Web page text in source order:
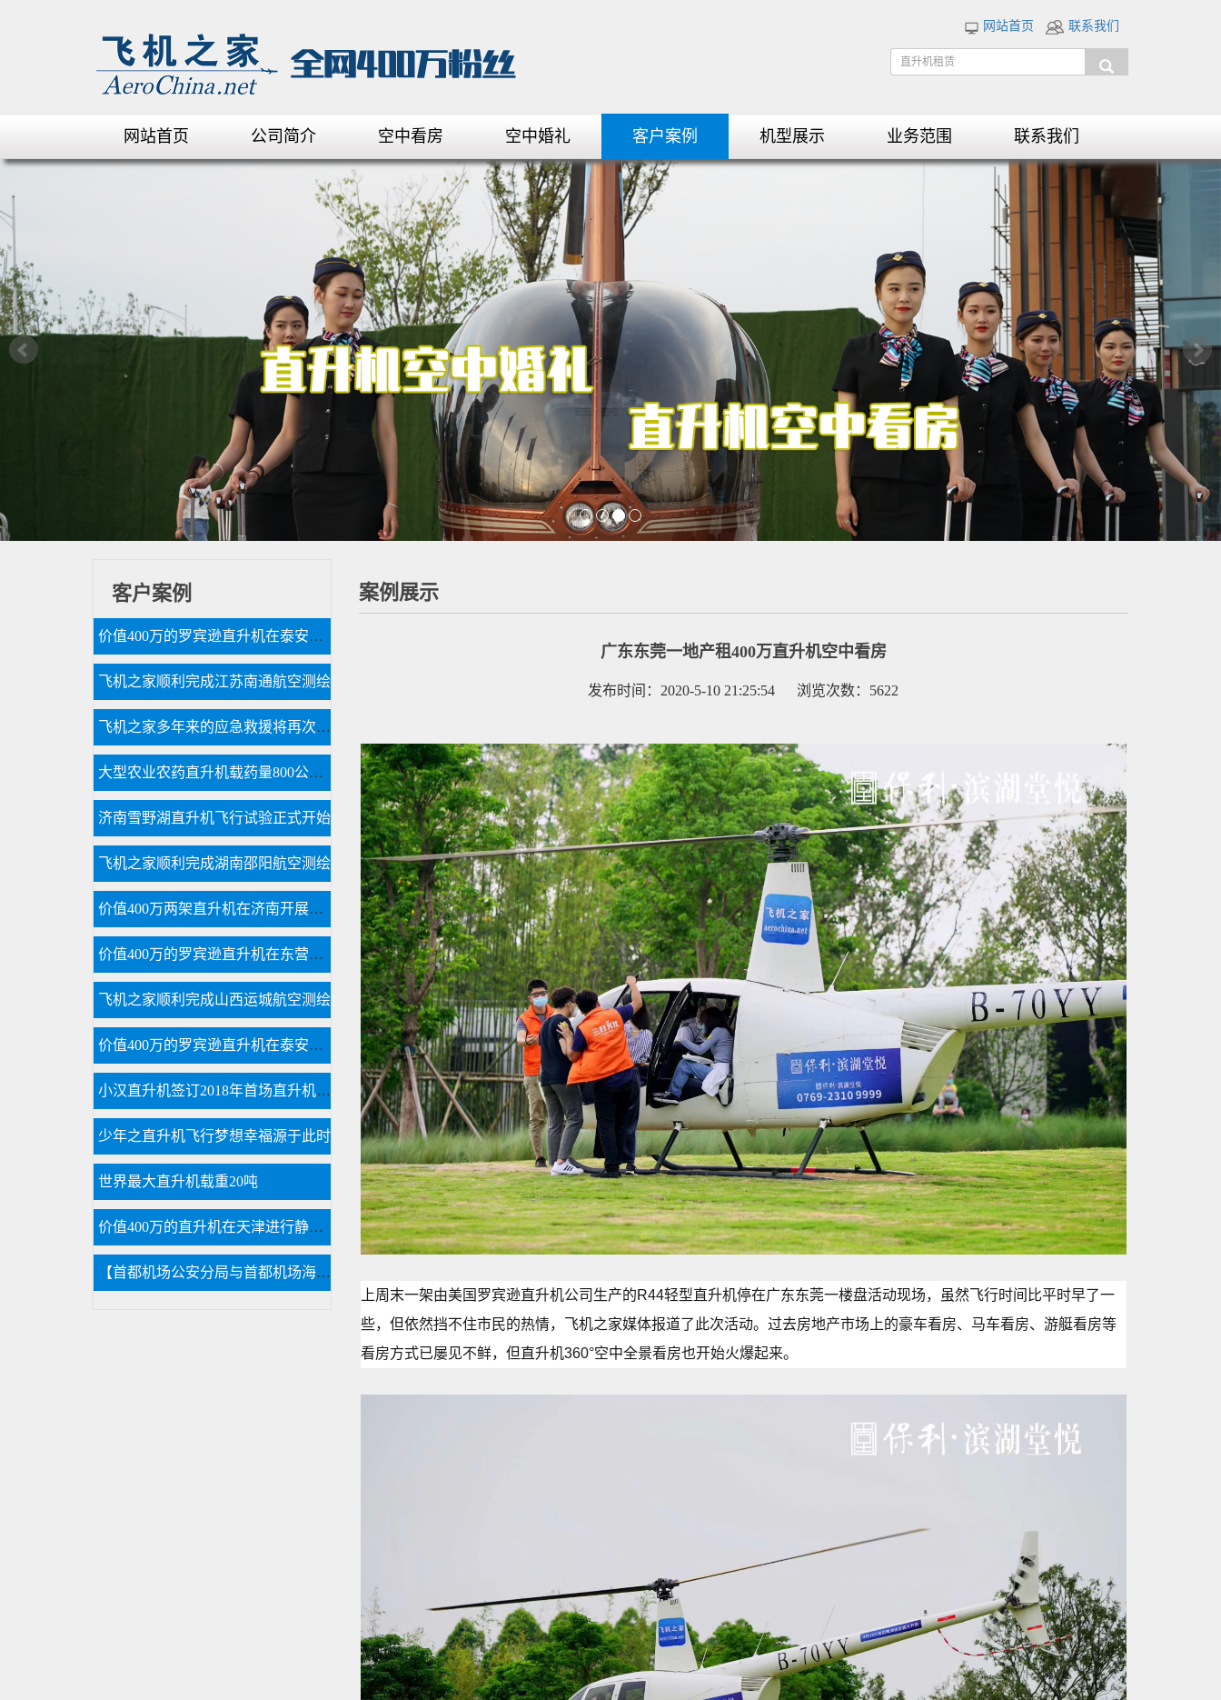
网站首页 联系我们
网站首页 公司简介 空中看房 空中婚礼 客户案例 机型展示 业务范围 联系我们
案例展示
广东东莞一地产租400万直升机空中看房
发布时间：2020-5-10 21:25:54 浏览次数：5622
上周末一架由美国罗宾逊直升机公司生产的R44轻型直升机停在广东东莞一楼盘活动现场，虽然飞行时间比平时早了一
些，但依然挡不住市民的热情，飞机之家媒体报道了此次活动。过去房地产市场上的豪车看房、马车看房、游艇看房等
看房方式已屡见不鲜，但直升机360°空中全景看房也开始火爆起来。
客户案例
价值400万的罗宾逊直升机在泰安参加商业庆典
飞机之家顺利完成江苏南通航空测绘
飞机之家多年来的应急救援将再次大放异彩
大型农业农药直升机载药量800公斤每天农林喷洒达18万亩
济南雪野湖直升机飞行试验正式开始
飞机之家顺利完成湖南邵阳航空测绘
价值400万两架直升机在济南开展空中广告飞行
价值400万的罗宾逊直升机在东营海上进行飞行体验
飞机之家顺利完成山西运城航空测绘
价值400万的罗宾逊直升机在泰安开展静态展示
小汉直升机签订2018年首场直升机婚礼合同将在过年期间举行
少年之直升机飞行梦想幸福源于此时
世界最大直升机载重20吨
价值400万的直升机在天津进行静态展览活动
【首都机场公安分局与首都机场海关的公务员那个待遇好,差在哪】